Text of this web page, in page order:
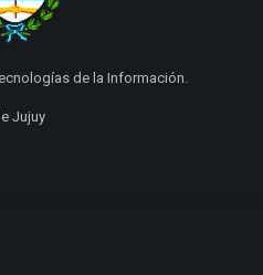
de la Información.
Jujuy